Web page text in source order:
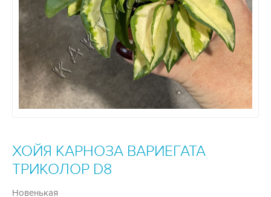
ХОЙЯ КАРНОЗА ВАРИЕГАТА
ТРИКОЛОР D8
Новенькая